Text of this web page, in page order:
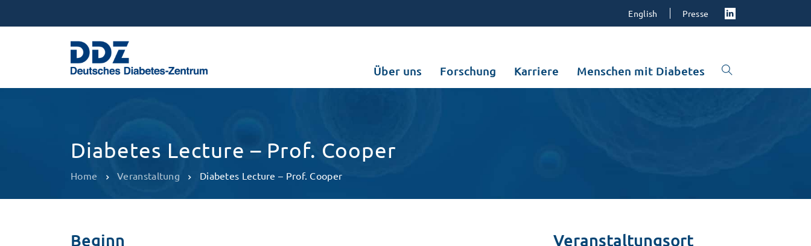
English Presse
Über uns Forschung Karriere Menschen mit Diabetes
Diabetes Lecture – Prof. Cooper
Home Veranstaltung Diabetes Lecture – Prof. Cooper
Beginn Veranstaltungsort